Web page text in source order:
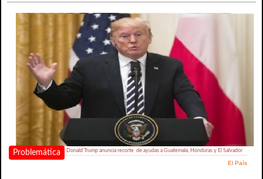
Problemática Donald Trump anuncia recorte de ayudas a Guatemala, Honduras y El Salvador
El País